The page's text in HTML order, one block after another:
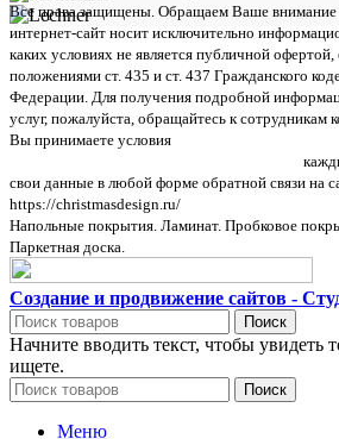
Все права защищены. Обращаем Ваше внимание
интернет-сайт носит исключительно
каких условиях не является публичной
положениями ст. 435 и ст. 437 Гражданского
Федерации. Для получения подробной
услуг, пожалуйста, обращайтесь к сотрудникам
Вы принимаете условия
свои данные в любой форме обратной связи на
https://christmasdesign.ru/
Напольные покрытия. Ламинат. Пробковое
Паркетная доска.
Создание и продвижение сайтов -
Поиск
Начните вводить текст, чтобы увидеть
ищете.
Поиск
Меню